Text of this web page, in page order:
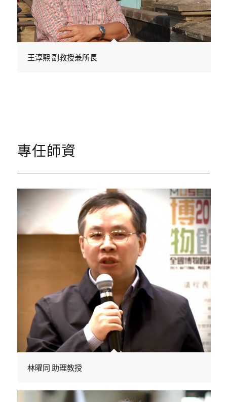
王淳熙 副教授兼所長
專任師資
林曜同 助理教授